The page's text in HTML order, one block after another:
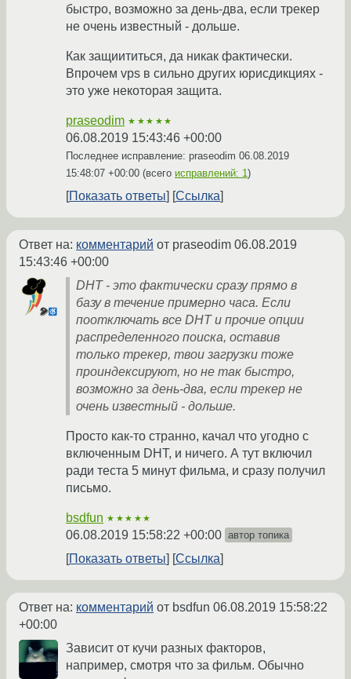
быстро, возможно за день-два, если трекер
не очень известный - дольше.
Как защиититься, да никак фактически.
Впрочем vps в сильно других юрисдикциях -
это уже некоторая защита.
praseodim ★★★★★
06.08.2019 15:43:46 +00:00
Последнее исправление: praseodim 06.08.2019
15:48:07 +00:00 (всего исправлений: 1)
Показать ответы Ссылка
Ответ на: комментарий от praseodim 06.08.2019
15:43:46 +00:00
DHT - это фактически сразу прямо в
базу в течение примерно часа. Если
поотключать все DHT и прочие опции
распределенного поиска, оставив
только трекер, твои загрузки тоже
проиндексируют, но не так быстро,
возможно за день-два, если трекер не
очень известный - дольше.
Просто как-то странно, качал что угодно с
включенным DHT, и ничего. А тут включил
ради теста 5 минут фильма, и сразу получил
письмо.
bsdfun ★★★★★
06.08.2019 15:58:22 +00:00 автор топика
Показать ответы Ссылка
Ответ на: комментарий от bsdfun 06.08.2019 15:58:22
+00:00
Зависит от кучи разных факторов,
например, смотря что за фильм. Обычно